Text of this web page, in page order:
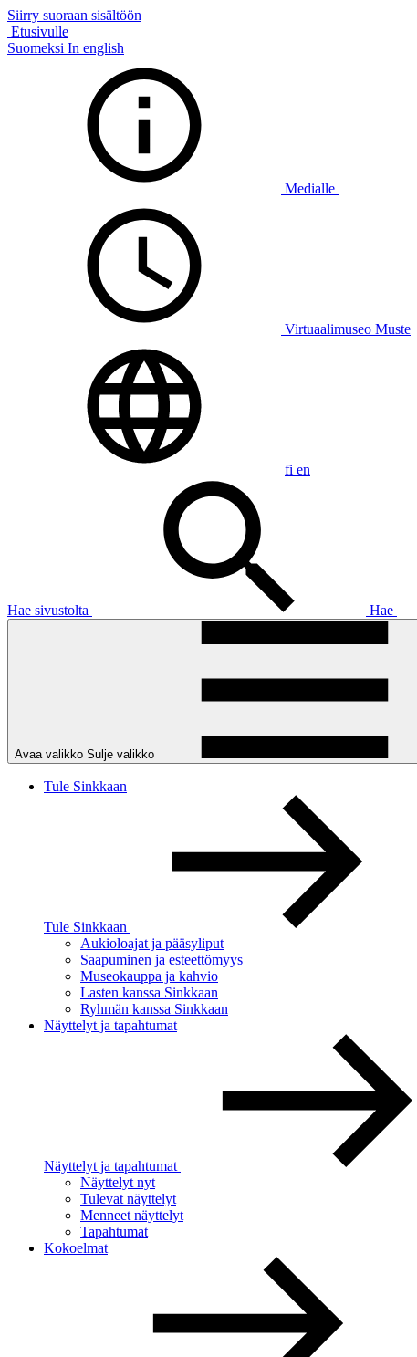
Siirry suoraan sisältöön
Etusivulle
Suomeksi In english
Medialle
Virtuaalimuseo Muste
fi en
Hae sivustolta Hae
Avaa valikko Sulje valikko
Tule Sinkkaan
Tule Sinkkaan
Aukioloajat ja pääsyliput
Saapuminen ja esteettömyys
Museokauppa ja kahvio
Lasten kanssa Sinkkaan
Ryhmän kanssa Sinkkaan
Näyttelyt ja tapahtumat
Näyttelyt ja tapahtumat
Näyttelyt nyt
Tulevat näyttelyt
Menneet näyttelyt
Tapahtumat
Kokoelmat